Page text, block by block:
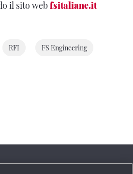
il sito webfsitaliane.it
RFI FS Engineering